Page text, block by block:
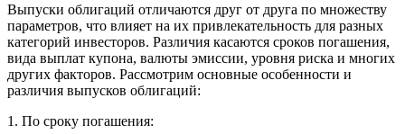
Выпуски облигаций отличаются друг от друга по множеству
параметров, что влияет на их привлекательность для разных
категорий инвесторов. Различия касаются сроков погашения,
вида выплат купона, валюты эмиссии, уровня риска и многих
других факторов. Рассмотрим основные особенности и
различия выпусков облигаций:
1. По сроку погашения: